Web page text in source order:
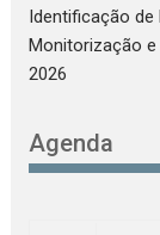
Identificação de
Monitorização e
2026
Agenda